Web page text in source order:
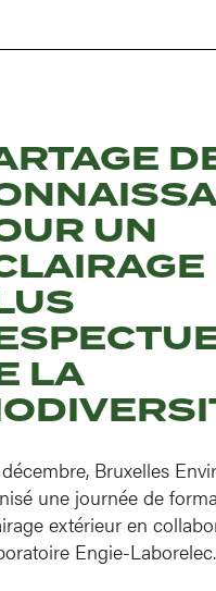
UN
LA
Bruxelles
une journée de
extérieur en
Engie-Laborelec.